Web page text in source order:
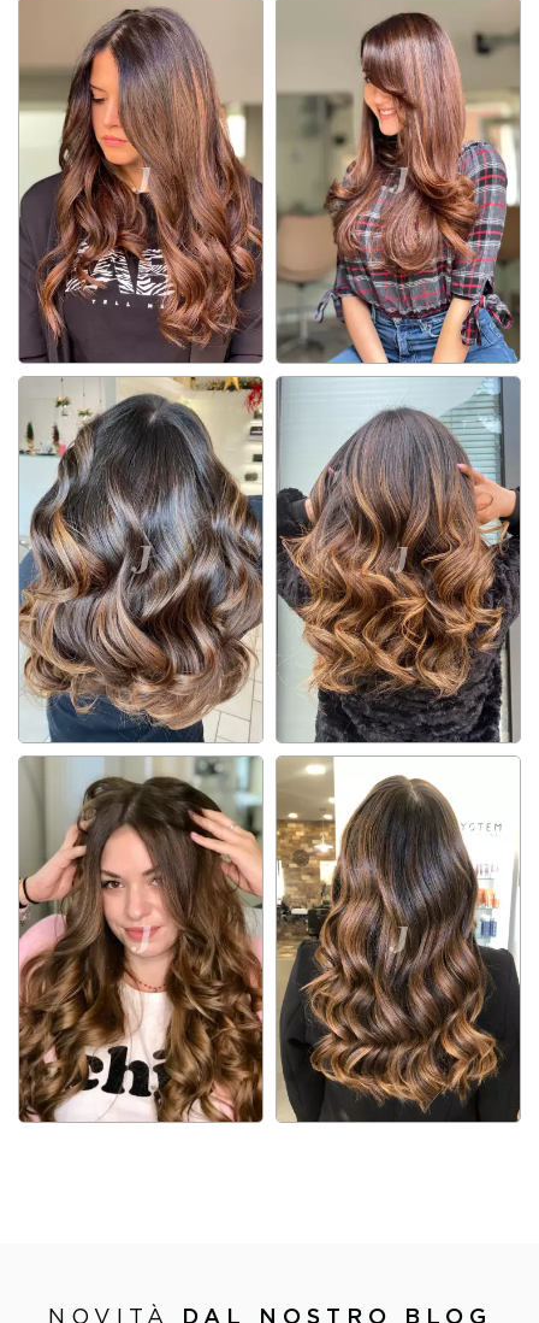
NOVITÀ DAL NOSTRO BLOG